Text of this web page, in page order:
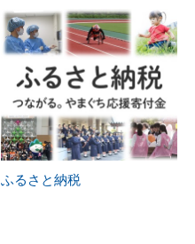
ふるさと納税